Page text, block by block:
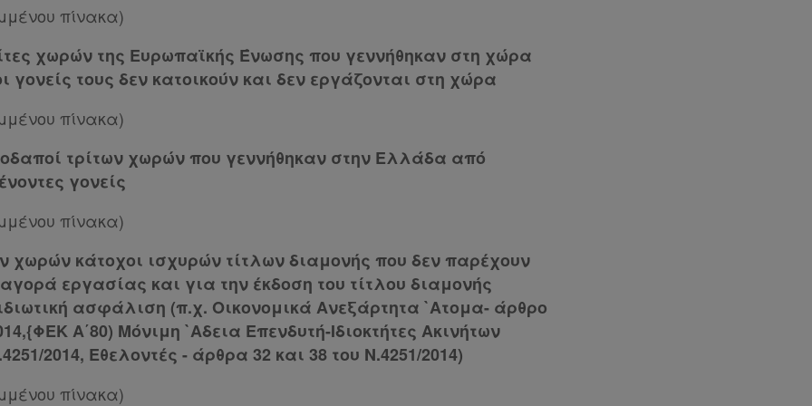
πίνακα)
χωρών της Ευρωπαϊκής Ένωσης που γεννήθηκαν στη χώρα
γονείς τους δεν κατοικούν και δεν εργάζονται στη χώρα
πίνακα)
τρίτων χωρών που γεννήθηκαν στην Ελλάδα από
γονείς
πίνακα)
χωρών κάτοχοι ισχυρών τίτλων διαμονής που δεν παρέχουν
εργασίας και για την έκδοση του τίτλου διαμονής
ασφάλιση (π.χ. Οικονομικά Ανεξάρτητα `Ατομα- άρθρο
Α΄80) Μόνιμη `Αδεια Επενδυτή-Ιδιοκτήτες Ακινήτων
2014, Εθελοντές - άρθρα 32 και 38 του Ν.4251/2014)
πίνακα)